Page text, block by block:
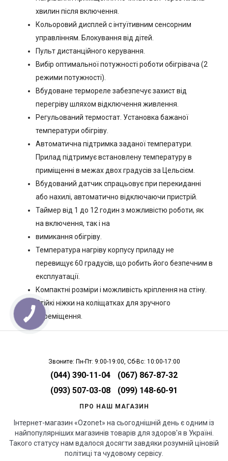
хвилин після включення.
Кольоровий дисплей c інтуїтивним сенсорним
управлінням. Блокування від дітей.
Пульт дистанційного керування.
Вибір оптимальної потужності роботи обігрівача (2
режими потужності).
Вбудоване термореле забезпечує захист від
перегріву шляхом відключення живлення.
Регульований термостат. Установка бажаної
температури обігріву.
Автоматична підтримка заданої температури.
Прилад підтримує встановлену температуру в
приміщенні в межах двох градусів за Цельсієм.
Вбудований датчик спрацьовує при перекиданні
або нахилі, автоматично відключаючи пристрій.
Таймер від 1 до 12 годин з можливістю роботи, як
на включення, так і на
вимикання обігріву.
Температура нагріву корпусу приладу не
перевищує 60 градусів, що робить його безпечним в
експлуатації.
Компактні розміри і можливість кріплення на стіну.
Стійкі ніжки на коліщатках для зручного
переміщення.
Звоните: Пн-Пт: 9:00-19:00, Сб-Вс: 10:00-17:00
(044) 390-11-04
(067) 867-87-32
(093) 507-03-08
(099) 148-60-91
ПРО НАШ МАГАЗИН
Інтернет-магазин «Ozonet» на сьогоднішній день є одним із
найпопулярніших магазинів товарів для здоров'я в Україні.
Такого статусу нам вдалося досягти завдяки розумній ціновій
політиці та чудовому сервісу.